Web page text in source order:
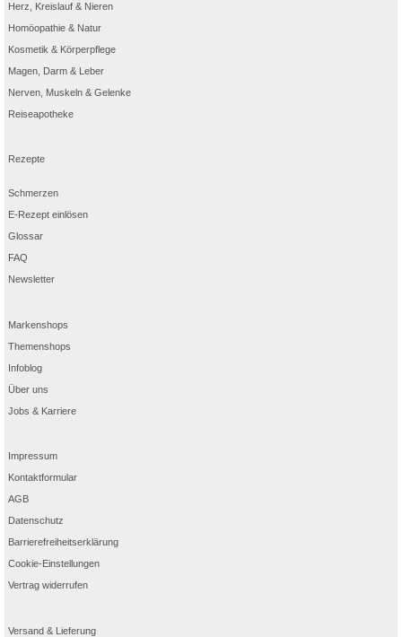
Herz, Kreislauf & Nieren
Homöopathie & Natur
Kosmetik & Körperpflege
Magen, Darm & Leber
Nerven, Muskeln & Gelenke
Reiseapotheke
Rezepte
Schmerzen
E-Rezept einlösen
Glossar
FAQ
Newsletter
Markenshops
Themenshops
Infoblog
Über uns
Jobs & Karriere
Impressum
Kontaktformular
AGB
Datenschutz
Barrierefreiheitserklärung
Cookie-Einstellungen
Vertrag widerrufen
Versand & Lieferung